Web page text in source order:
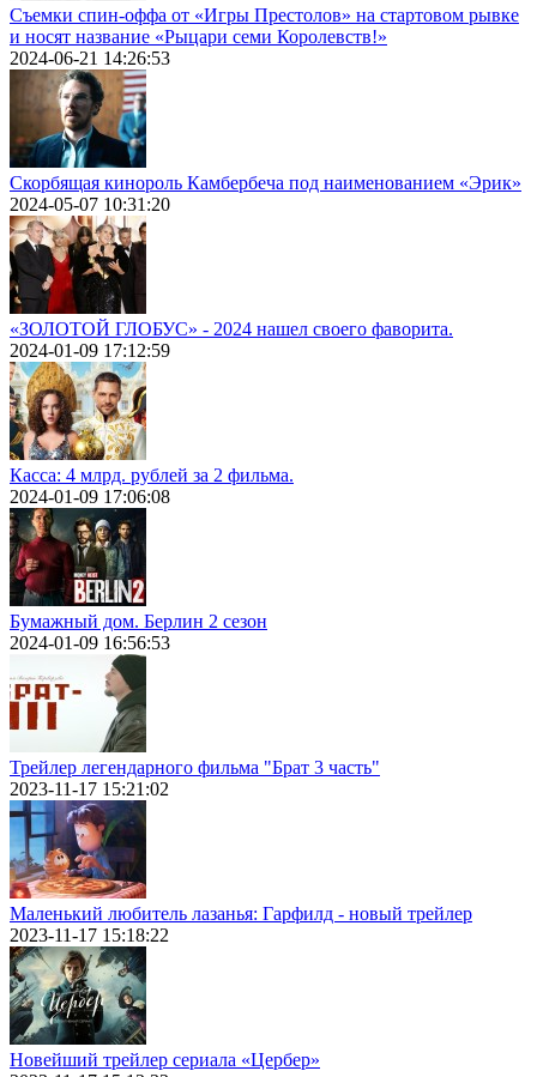
Съемки спин-оффа от «Игры Престолов» на стартовом рывке
и носят название «Рыцари семи Королевств!»
2024-06-21 14:26:53
Скорбящая кинороль Камбербеча под наименованием «Эрик»
2024-05-07 10:31:20
«ЗОЛОТОЙ ГЛОБУС» - 2024 нашел своего фаворита.
2024-01-09 17:12:59
Касса: 4 млрд. рублей за 2 фильма.
2024-01-09 17:06:08
Бумажный дом. Берлин 2 сезон
2024-01-09 16:56:53
Трейлер легендарного фильма "Брат 3 часть"
2023-11-17 15:21:02
Маленький любитель лазанья: Гарфилд - новый трейлер
2023-11-17 15:18:22
Новейший трейлер сериала «Цербер»